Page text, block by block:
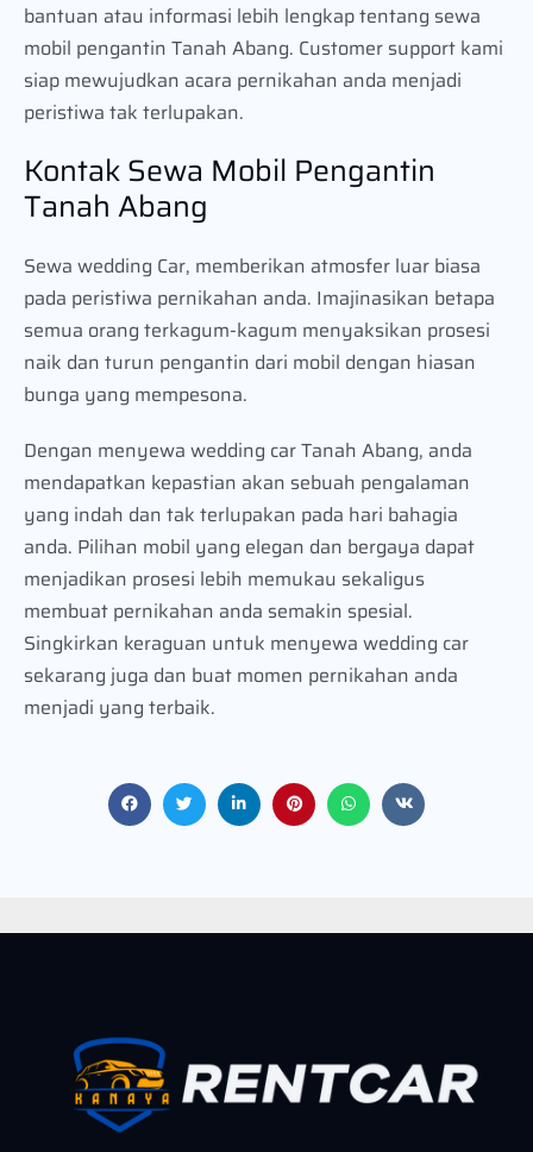
bantuan atau informasi lebih lengkap tentang sewa
mobil pengantin Tanah Abang. Customer support kami
siap mewujudkan acara pernikahan anda menjadi
peristiwa tak terlupakan.
Kontak Sewa Mobil Pengantin
Tanah Abang
Sewa wedding Car, memberikan atmosfer luar biasa
pada peristiwa pernikahan anda. Imajinasikan betapa
semua orang terkagum-kagum menyaksikan prosesi
naik dan turun pengantin dari mobil dengan hiasan
bunga yang mempesona.
Dengan menyewa wedding car Tanah Abang, anda
mendapatkan kepastian akan sebuah pengalaman
yang indah dan tak terlupakan pada hari bahagia
anda. Pilihan mobil yang elegan dan bergaya dapat
menjadikan prosesi lebih memukau sekaligus
membuat pernikahan anda semakin spesial.
Singkirkan keraguan untuk menyewa wedding car
sekarang juga dan buat momen pernikahan anda
menjadi yang terbaik.